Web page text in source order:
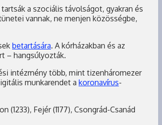
a szociális távolságot, gyakran és
vannak, ne menjen közösségbe,
betartására. A kórházakban és az
– hangsúlyozták.
intézmény több, mint tizenháromezer
munkarendet a koronavírus-
Fejér (1177), Csongrád-Csanád